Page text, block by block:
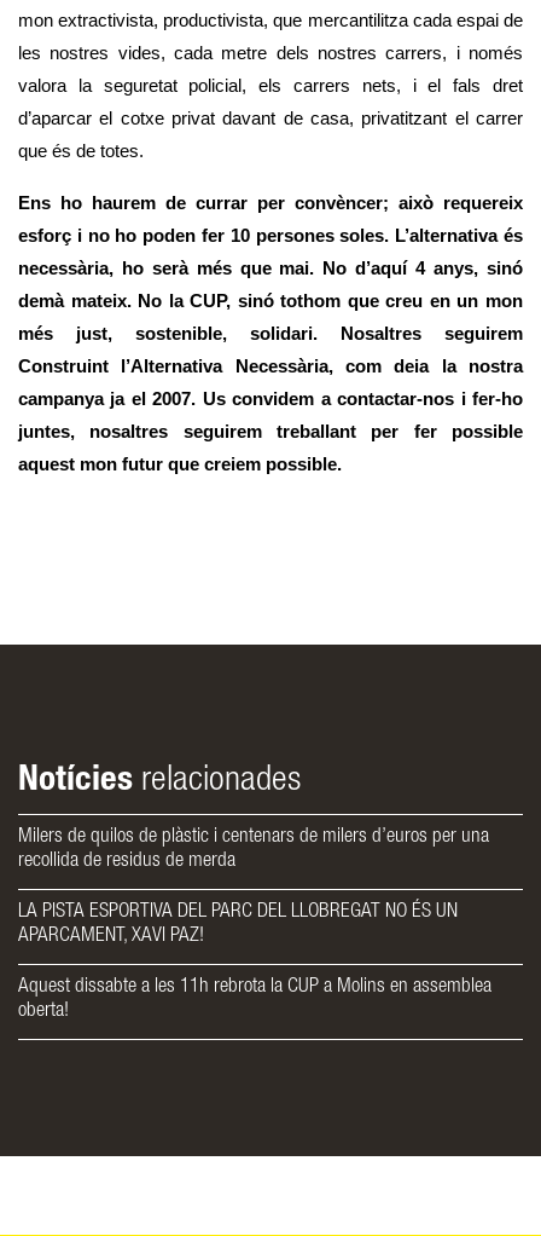
mon extractivista, productivista, que mercantilitza cada espai de
les nostres vides, cada metre dels nostres carrers, i només
valora la seguretat policial, els carrers nets, i el fals dret
d’aparcar el cotxe privat davant de casa, privatitzant el carrer
que és de totes.
Ens ho haurem de currar per convèncer; això requereix
esforç i no ho poden fer 10 persones soles. L’alternativa és
necessària, ho serà més que mai. No d’aquí 4 anys, sinó
demà mateix. No la CUP, sinó tothom que creu en un mon
més just, sostenible, solidari. Nosaltres seguirem
Construint l’Alternativa Necessària, com deia la nostra
campanya ja el 2007. Us convidem a contactar-nos i fer-ho
juntes, nosaltres seguirem treballant per fer possible
aquest mon futur que creiem possible.
Notícies relacionades
Milers de quilos de plàstic i centenars de milers d’euros per una
recollida de residus de merda
LA PISTA ESPORTIVA DEL PARC DEL LLOBREGAT NO ÉS UN
APARCAMENT, XAVI PAZ!
Aquest dissabte a les 11h rebrota la CUP a Molins en assemblea
oberta!